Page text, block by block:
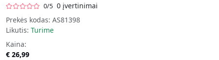
0/5 0 įvertinimai
Prekės kodas: AS81398
Likutis: Turime
Kaina:
€ 26,99